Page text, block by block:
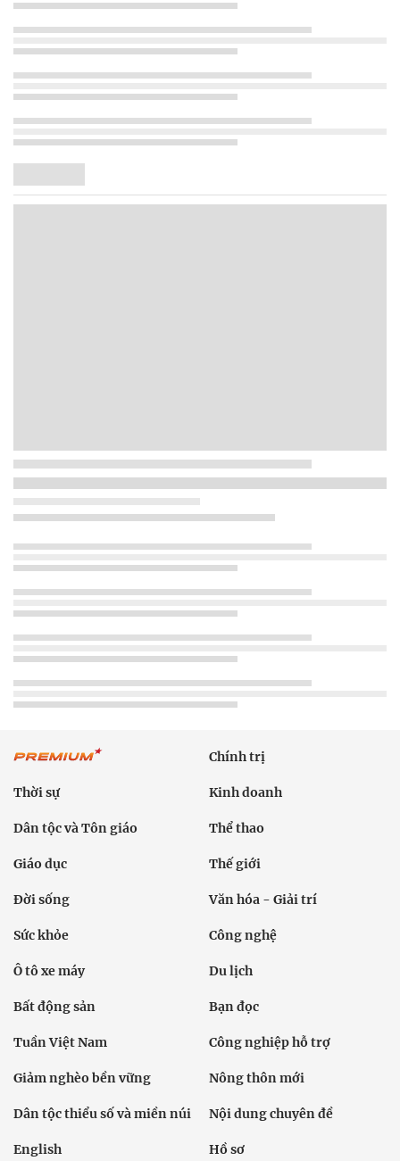
Chính trị
Thời sự Kinh doanh
Dân tộc và Tôn giáo Thể thao
Giáo dục Thế giới
Đời sống Văn hóa - Giải trí
Sức khỏe Công nghệ
Ô tô xe máy Du lịch
Bất động sản Bạn đọc
Tuần Việt Nam Công nghiệp hỗ trợ
Giảm nghèo bền vững Nông thôn mới
Dân tộc thiểu số và miền núi Nội dung chuyên đề
English Hồ sơ